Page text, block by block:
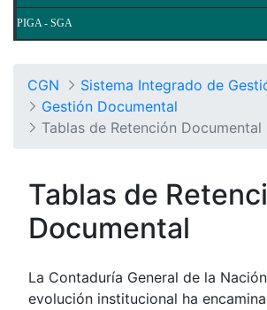
PIGA - SGA
CGN
Gestión Documental
Tablas de
Documental
La Contaduría General de la
evolución institucional ha